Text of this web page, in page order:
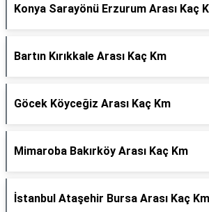
Konya Sarayönü Erzurum Arası Kaç
Bartın Kırıkkale Arası Kaç Km
Göcek Köyceğiz Arası Kaç Km
Mimaroba Bakırköy Arası Kaç Km
İstanbul Ataşehir Bursa Arası Kaç Km